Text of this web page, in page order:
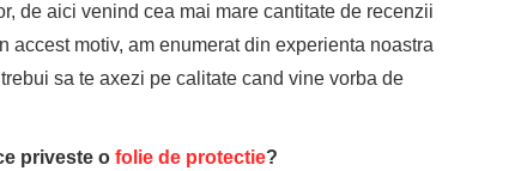
de aici venind cea mai mare cantitate de recenzii
accest motiv, am enumerat din experienta noastra
sa te axezi pe calitate cand vine vorba de
priveste o folie de protectie?